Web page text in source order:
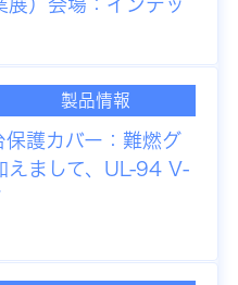
）会場：インテッ
製品情報
護カバー：難燃グ
えまして、UL-94 V-